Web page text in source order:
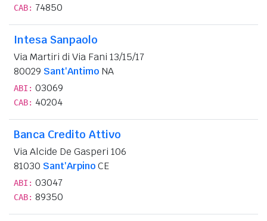
CAB: 74850
Intesa Sanpaolo
Via Martiri di Via Fani 13/15/17
80029 Sant'Antimo NA
ABI: 03069
CAB: 40204
Banca Credito Attivo
Via Alcide De Gasperi 106
81030 Sant'ArpinoCE
ABI: 03047
CAB: 89350